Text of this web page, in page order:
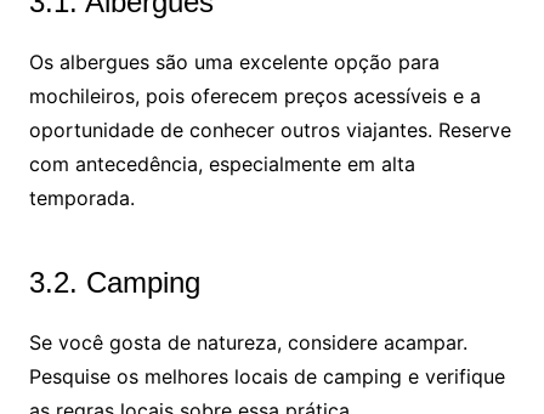
Os albergues são uma excelente opção para
mochileiros, pois oferecem preços acessíveis e a
oportunidade de conhecer outros viajantes. Reserve
com antecedência, especialmente em alta
temporada.
3.2. Camping
Se você gosta de natureza, considere acampar.
Pesquise os melhores locais de camping e verifique